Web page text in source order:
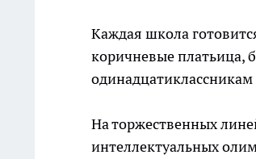
Каждая школа
коричневые платьица,
одинадцатиклассникам
На торжественных
интеллектуальных